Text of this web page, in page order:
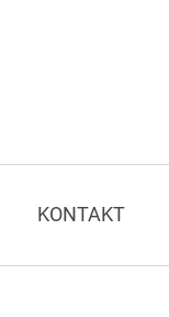
KONTAKT